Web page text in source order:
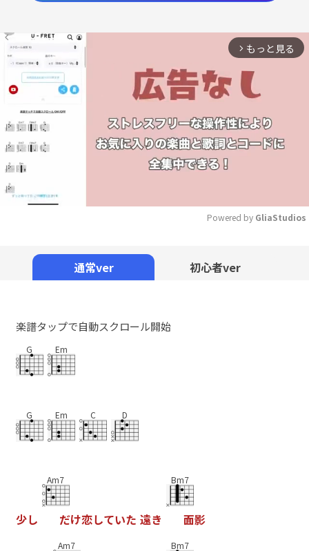
arrow_forward_ios もっと見る
Powered by GliaStudios
通常ver 初心者ver
楽譜タップで自動スクロール開始
G Em
G Em C D
少し
Am7
だけ恋していた 遠き
Bm7
面影
Am7 Bm7